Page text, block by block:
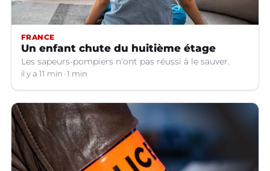
FRANCE
Un enfant chute du huitième étage
Les sapeurs-pompiers n'ont pas réussi à le sauver.
il y a 11 min 1 min